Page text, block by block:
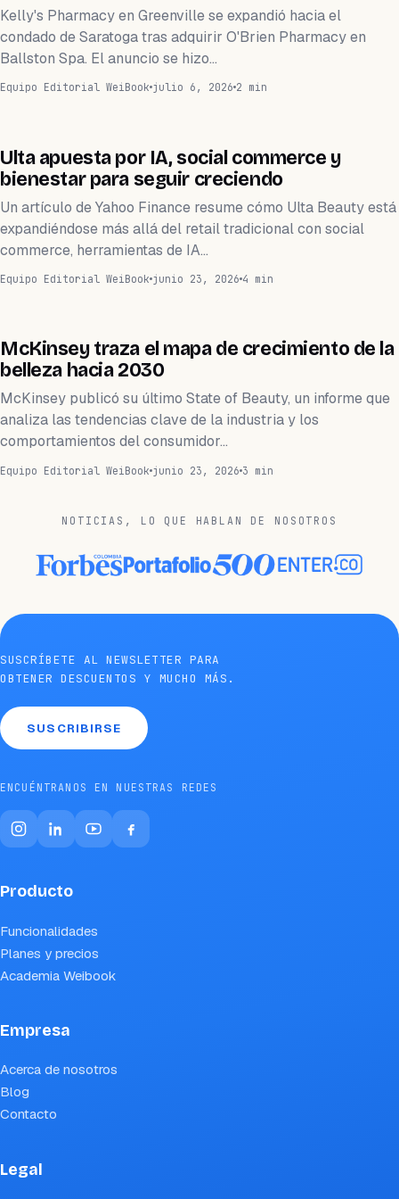
Kelly's Pharmacy en Greenville se expandió hacia el
condado de Saratoga tras adquirir O'Brien Pharmacy en
Ballston Spa. El anuncio se hizo…
Equipo Editorial WeiBook julio 6, 2026 2 min
NEGOCIOS
Ulta apuesta por IA, social commerce y
bienestar para seguir creciendo
Un artículo de Yahoo Finance resume cómo Ulta Beauty está
expandiéndose más allá del retail tradicional con social
commerce, herramientas de IA…
Equipo Editorial WeiBook junio 23, 2026 4 min
NEGOCIOS
McKinsey traza el mapa de crecimiento de la
belleza hacia 2030
McKinsey publicó su último State of Beauty, un informe que
analiza las tendencias clave de la industria y los
comportamientos del consumidor…
Equipo Editorial WeiBook junio 23, 2026 3 min
NOTICIAS, LO QUE HABLAN DE NOSOTROS
SUSCRÍBETE AL NEWSLETTER PARA
OBTENER DESCUENTOS Y MUCHO MÁS.
SUSCRIBIRSE
ENCUÉNTRANOS EN NUESTRAS REDES
Producto
Funcionalidades
Planes y precios
Academia Weibook
Empresa
Acerca de nosotros
Blog
Contacto
Legal